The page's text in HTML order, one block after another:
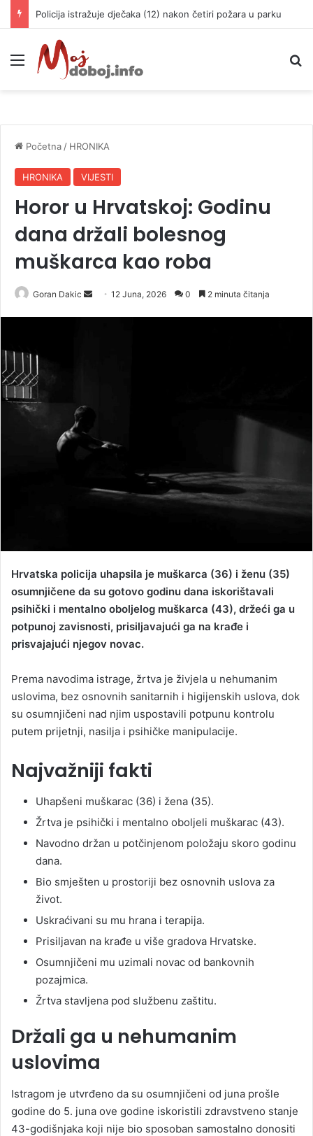
Policija istražuje dječaka (12) nakon četiri požara u parku
Meni
Početna / HRONIKA
HRONIKA VIJESTI
Horor u Hrvatskoj: Godinu
dana držali bolesnog
muškarca kao roba
Goran Dakic
i
12 Juna, 2026 0 2 minuta čitanja
Hrvatska policija uhapsila je muškarca (36) i ženu (35)
osumnjičene da su gotovo godinu dana iskorištavali
psihički i mentalno oboljelog muškarca (43), držeći ga u
potpunoj zavisnosti, prisiljavajući ga na krađe i
prisvajajući njegov novac.
Prema navodima istrage, žrtva je živjela u nehumanim
uslovima, bez osnovnih sanitarnih i higijenskih uslova, dok
su osumnjičeni nad njim uspostavili potpunu kontrolu
putem prijetnji, nasilja i psihičke manipulacije.
Najvažniji fakti
Uhapšeni muškarac (36) i žena (35).
Žrtva je psihički i mentalno oboljeli muškarac (43).
Navodno držan u potčinjenom položaju skoro godinu
dana.
Bio smješten u prostoriji bez osnovnih uslova za
život.
Uskraćivani su mu hrana i terapija.
Prisiljavan na krađe u više gradova Hrvatske.
Osumnjičeni mu uzimali novac od bankovnih
pozajmica.
Žrtva stavljena pod službenu zaštitu.
Držali ga u nehumanim
uslovima
Istragom je utvrđeno da su osumnjičeni od juna prošle
godine do 5. juna ove godine iskoristili zdravstveno stanje
43-godišnjaka koji nije bio sposoban samostalno donositi